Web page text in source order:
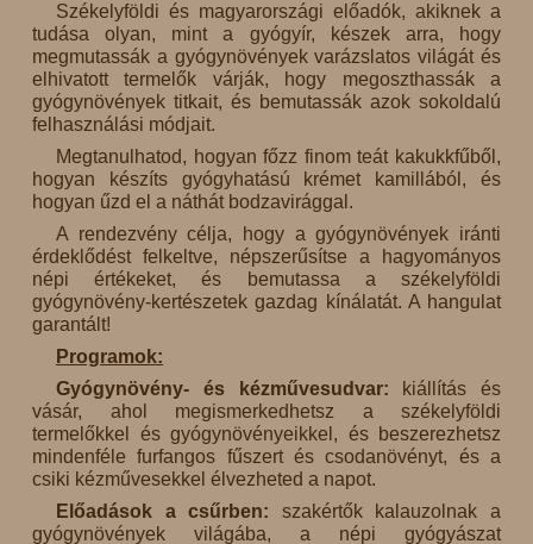
Székelyföldi és magyarországi előadók, akiknek a
tudása olyan, mint a gyógyír, készek arra, hogy
megmutassák a gyógynövények varázslatos világát és
elhivatott termelők várják, hogy megoszthassák a
gyógynövények titkait, és bemutassák azok sokoldalú
felhasználási módjait.
Megtanulhatod, hogyan főzz finom teát kakukkfűből,
hogyan készíts gyógyhatású krémet kamillából, és
hogyan űzd el a náthát bodzavirággal.
A rendezvény célja, hogy a gyógynövények iránti
érdeklődést felkeltve, népszerűsítse a hagyományos
népi értékeket, és bemutassa a székelyföldi
gyógynövény-kertészetek gazdag kínálatát. A hangulat
garantált!
Programok:
Gyógynövény- és kézművesudvar: kiállítás és
vásár, ahol megismerkedhetsz a székelyföldi
termelőkkel és gyógynövényeikkel, és beszerezhetsz
mindenféle furfangos fűszert és csodanövényt, és a
csiki kézművesekkel élvezheted a napot.
Előadások a csűrben: szakértők kalauzolnak a
gyógynövények világába, a népi gyógyászat